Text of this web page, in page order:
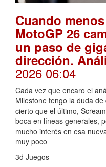
Cuando
MotoGP 26
un paso de
dirección.
2026 06:04
Cada vez que encaro el
Milestone tengo la duda
cierto que el último,
boca en líneas generales,
mucho interés en esa
muy poco
3d Juegos